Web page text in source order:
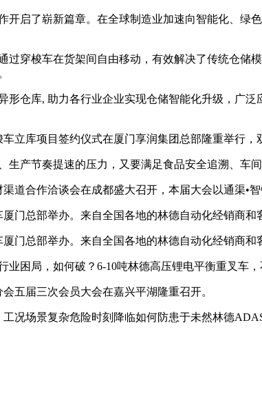
了崭新篇章。在全球制造业加速向智能化、绿
梭车在货架间自由移动，有效解决了传统仓储
库, 助力各行业企业实现仓储智能化升级，广泛
库项目签约仪式在厦门享润集团总部隆重举行，
节奏提速的压力，又要满足食品安全追溯、车间
合作洽谈会在成都盛大召开，本届大会以通渠•智
总部举办。来自全国各地的林德自动化经销商和
总部举办。来自全国各地的林德自动化经销商和
局，如何破？6-10吨林德高压锂电平衡重叉车，
届三次会员大会在嘉兴平湖隆重召开。
场景复杂危险时刻降临如何防患于未然林德